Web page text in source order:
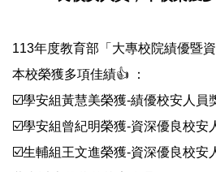
113年度教育部「大專校院績優暨
本校榮獲多項佳績👍 ：
☑️學安組黃慧美榮獲-績優校安人員
☑️學安組曾紀明榮獲-資深優良校安
☑️生輔組王文進榮獲-資深優良校安